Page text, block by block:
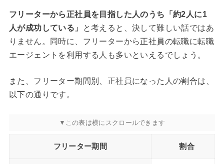
フリーターから正社員を目指した人のうち「約2人に1
人が成功している」
と考えると、決して難しい話ではあ
りません。同時に、フリーターから正社員の転職に転職
エージェントを利用する人も多いといえるでしょう。
また、フリーター期間別、正社員になった人の割合は、
以下の通りです。
フリーター期間 割合